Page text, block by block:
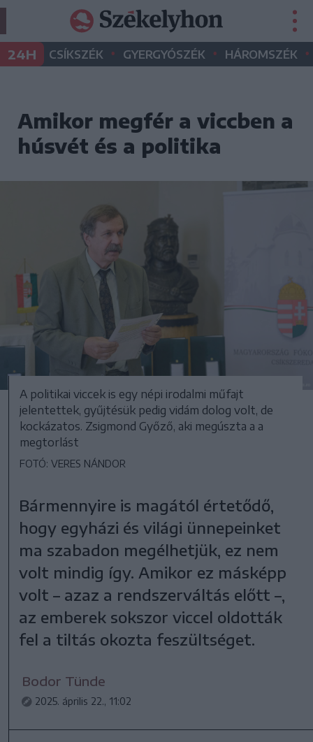
24H CSÍKSZÉK • GYERGYÓSZÉK • HÁROMSZÉK •
Amikor megfér a viccben a
húsvét és a politika
A politikai viccek is egy népi irodalmi műfajt
jelentettek, gyűjtésük pedig vidám dolog volt, de
kockázatos. Zsigmond Győző, aki megúszta a a
megtorlást
FOTÓ: VERES NÁNDOR
Bármennyire is magától értetődő,
hogy egyházi és világi ünnepeinket
ma szabadon megélhetjük, ez nem
volt mindig így. Amikor ez másképp
volt – azaz a rendszerváltás előtt –,
az emberek sokszor viccel oldották
fel a tiltás okozta feszültséget.
Bodor Tünde
2025. április 22., 11:02